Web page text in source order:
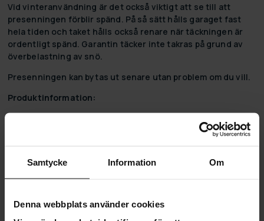
Samtycke Information Om
Denna webbplats använder cookies
Vid vinteranvändning är det också viktigt att se till att
presenningen förblir spänd. På så sätt hålls garaget fast
hela tiden och taket hålls också renare när täckningen är
ordentligt spänd. Garantin täcker inte takras på grund av
överbelastning av snö.
Presenningen kan bytas ut senare utan problem om du vill.
Produktinformation:
Tygmaterial: PVC
Stark presenning 350g/m2, mörkgrå
Ramrörets väggtjocklek: 1,2 mm
Lätt att montera